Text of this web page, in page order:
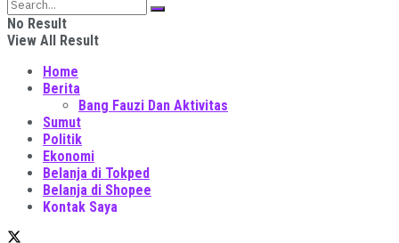
No Result
View All Result
Home
Berita
Bang Fauzi Dan Aktivitas
Sumut
Politik
Ekonomi
Belanja di Tokped
Belanja di Shopee
Kontak Saya